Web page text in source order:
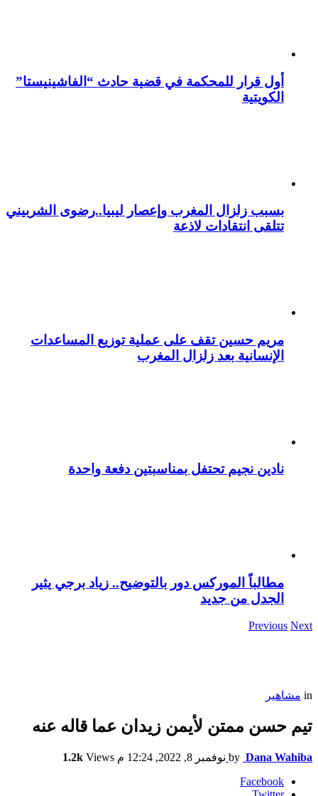
أول قرار للمحكمة في قضية حادث “الفاشينيستا”
الكويتية
بسبب زلزال المغرب وإعصار ليبيا..رضوى الشربيني
تتلقى انتقادات لاذعة
مريم حسين تقف على عملية توزيع المساعدات
الإنسانية بعد زلزال المغرب
نادين نجيم تحتفل بمناسبتين دفعة واحدة
مطالباً الموركس دور بالتوضيح.. زياد برجي يثير
الجدل من جديد
Previous Next
in مشاهير
تيم حسن ممتن لأيمن زيدان عما قاله عنه
by Dana Wahiba نوفمبر 8, 2022, 12:24 م 1.2k Views
Facebook